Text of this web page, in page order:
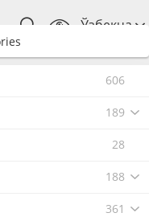
Ўзбекча
606
189
28
188
361